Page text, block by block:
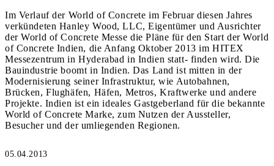
Im Verlauf der World of Concrete im Februar diesen Jahres
verkündeten Hanley Wood, LLC, Eigentümer und Ausrichter
der World of Concrete Messe die Pläne für den Start der World
of Concrete Indien, die Anfang Oktober 2013 im HITEX
Messezentrum in Hyderabad in Indien statt- finden wird. Die
Bauindustrie boomt in Indien. Das Land ist mitten in der
Modernisierung seiner Infrastruktur, wie Autobahnen,
Brücken, Flughäfen, Häfen, Metros, Kraftwerke und andere
Projekte. Indien ist ein ideales Gastgeberland für die bekannte
World of Concrete Marke, zum Nutzen der Aussteller,
Besucher und der umliegenden Regionen.
05.04.2013